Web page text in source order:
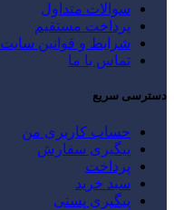
سوالات متداول
پرداخت مستقیم
شرایط و قوانین سایت
تماس با ما
دسترسی سریع
حساب کاربری من
پیگیری سفارش
پرداخت
سبد خرید
پیگیری پستی